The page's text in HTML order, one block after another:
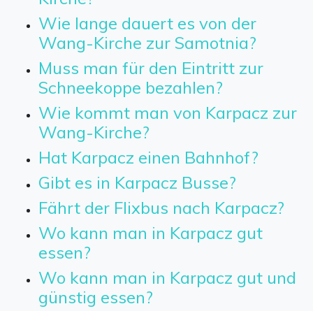
Wie lange dauert es von der
Wang-Kirche zur Samotnia?
Muss man für den Eintritt zur
Schneekoppe bezahlen?
Wie kommt man von Karpacz zur
Wang-Kirche?
Hat Karpacz einen Bahnhof?
Gibt es in Karpacz Busse?
Fährt der Flixbus nach Karpacz?
Wo kann man in Karpacz gut
essen?
Wo kann man in Karpacz gut und
günstig essen?